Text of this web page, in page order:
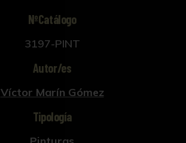
NºCatálogo
3197-PINT
Autor/es
Víctor Marín Gómez
Tipología